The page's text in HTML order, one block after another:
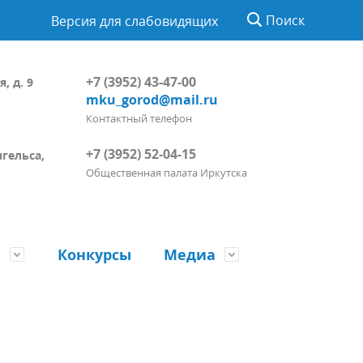
Версия для слабовидящих Поиск
д. 9
+7 (3952) 43-47-00
mku_gorod@mail.ru
Контактный телефон
+7 (3952) 52-04-15
Общественная палата Иркутска
Конкурсы Медиа